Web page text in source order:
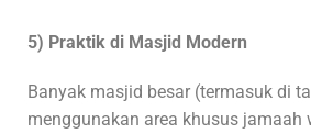
5) Praktik di Masjid Modern
Banyak masjid besar (termasuk di
menggunakan area khusus jamaah